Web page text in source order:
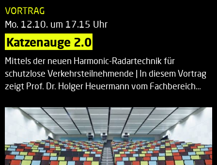
VORTRAG
Mo. 12.10. um 17.15 Uhr
Katzenauge 2.0
Mittels der neuen Harmonic-Radartechnik für
schutzlose Verkehrsteilnehmende | In diesem Vortrag
zeigt Prof. Dr. Holger Heuermann vom Fachbereich…